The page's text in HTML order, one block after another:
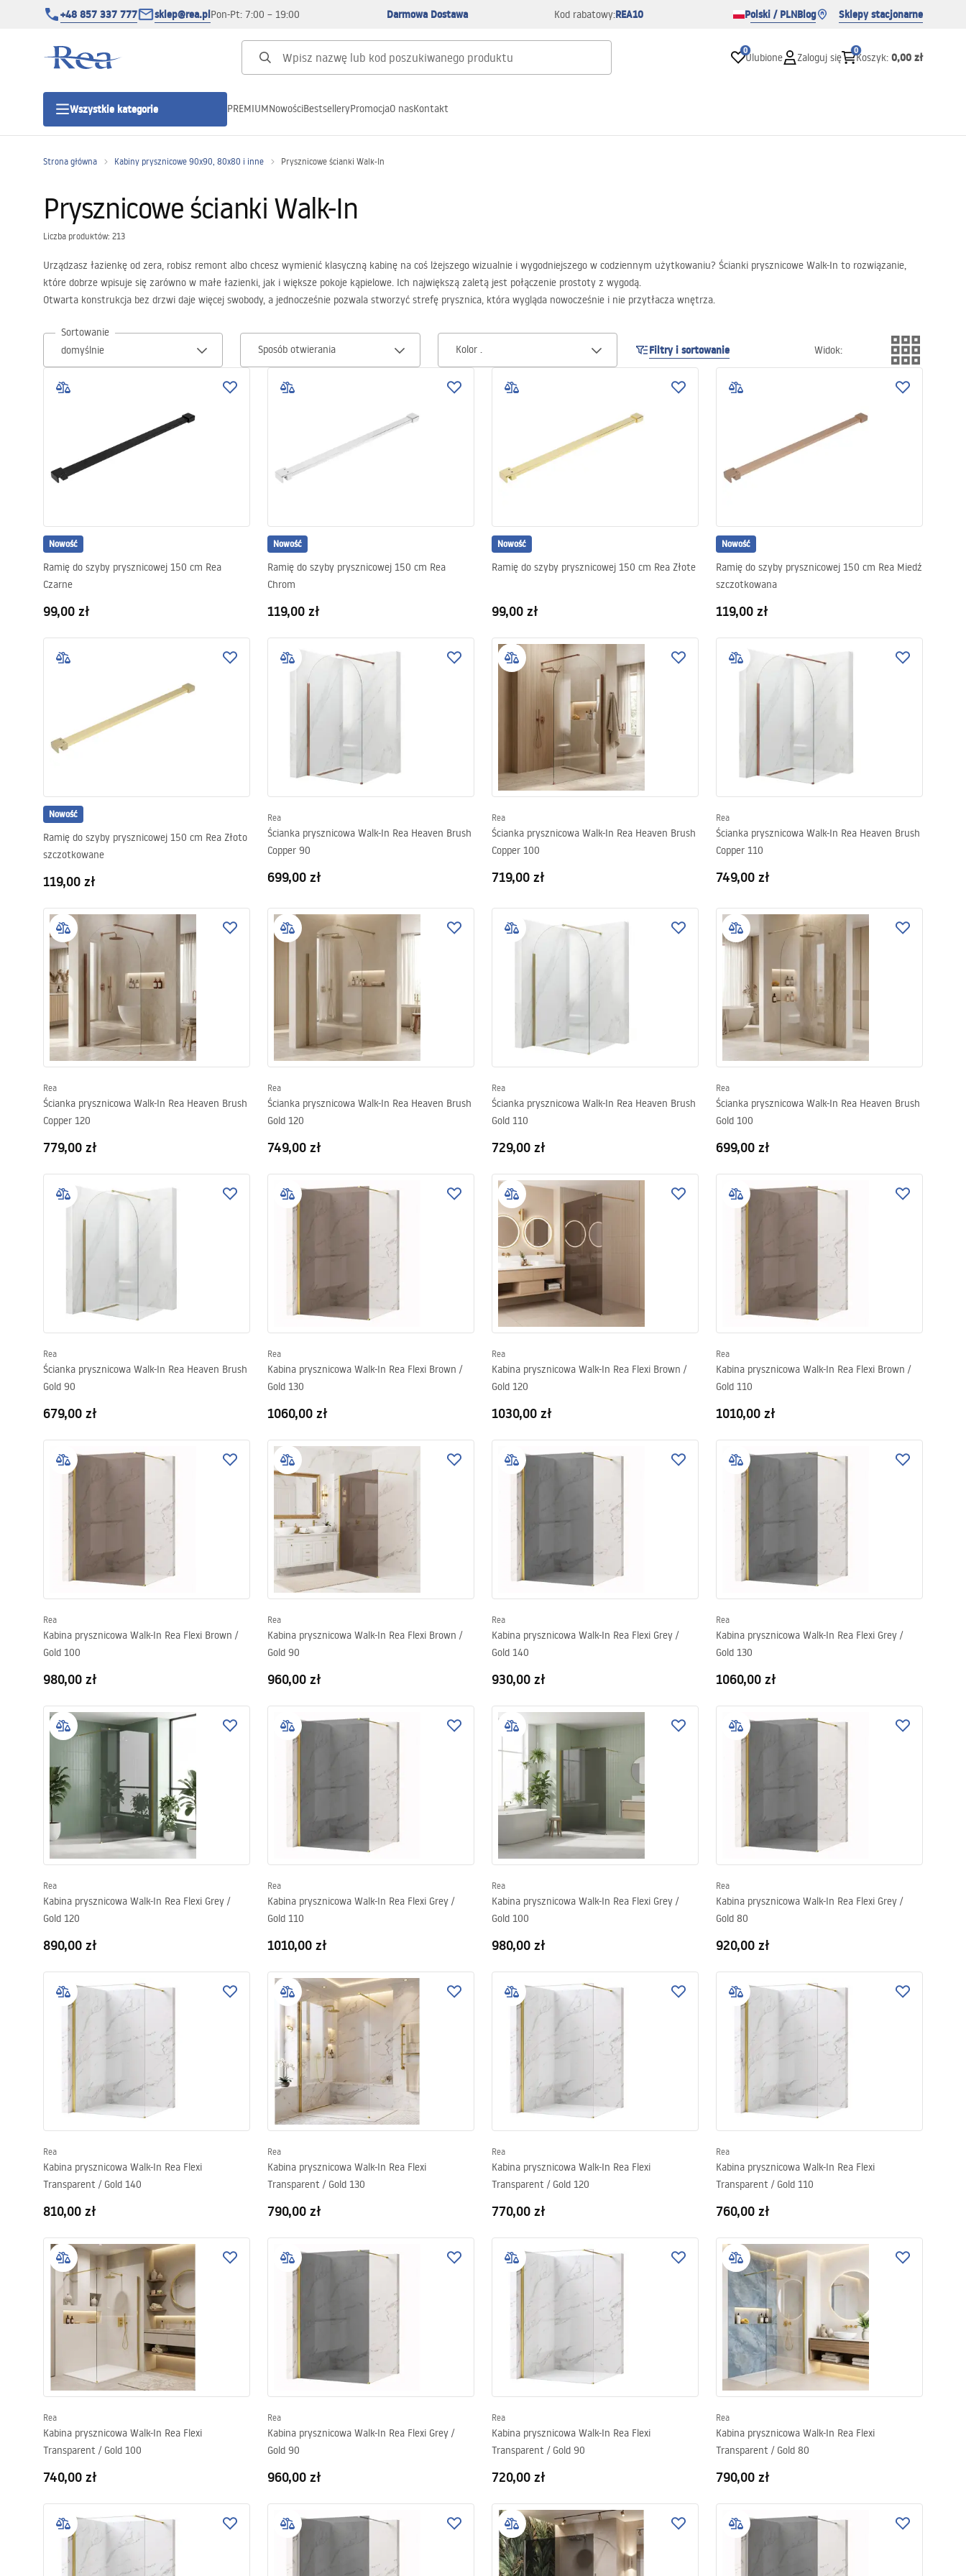
+48 857 337 777 sklep@rea.plPon-Pt: 7:00 – 19:00 Darmowa Dostawa Kod rabatowy:REA10 Polski / PLNBlog Sklepy stacjonarne
0
Ulubione Zaloguj się
0
Koszyk: 0,00 zł
Wszystkie kategorie
Kategorie produktowe
Drzwi prysznicowe
Brodziki prysznicowe
Toalety, ubikacje
Wanny i parawany
Kuchnia
PREMIUMNowościBestselleryPromocjaO nasKontakt
Strona główna Kabiny prysznicowe 90x90, 80x80 i inne Prysznicowe ścianki Walk-In
Prysznicowe ścianki Walk-In
Liczba produktów: 213
Urządzasz łazienkę od zera, robisz remont albo chcesz wymienić klasyczną kabinę na coś lżejszego wizualnie i wygodniejszego w codziennym użytkowaniu? Ścianki prysznicowe Walk-In to rozwiązanie,
które dobrze wpisuje się zarówno w małe łazienki, jak i większe pokoje kąpielowe. Ich największą zaletą jest połączenie prostoty z wygodą.
Otwarta konstrukcja bez drzwi daje więcej swobody, a jednocześnie pozwala stworzyć strefę prysznica, która wygląda nowocześnie i nie przytłacza wnętrza.
Sortowanie
Sposób otwierania
Kolor . Filtry i sortowanie Widok:
Nowość
Ramię do szyby prysznicowej 150 cm Rea
Czarne
99,00 zł
Nowość
Ramię do szyby prysznicowej 150 cm Rea
Chrom
119,00 zł
Nowość
Ramię do szyby prysznicowej 150 cm Rea Złote
99,00 zł
Nowość
Ramię do szyby prysznicowej 150 cm Rea Miedź
szczotkowana
119,00 zł
Nowość
Ramię do szyby prysznicowej 150 cm Rea Złoto
szczotkowane
119,00 zł
Rea
Ścianka prysznicowa Walk-In Rea Heaven Brush
Copper 90
699,00 zł
Rea
Ścianka prysznicowa Walk-In Rea Heaven Brush
Copper 100
719,00 zł
Rea
Ścianka prysznicowa Walk-In Rea Heaven Brush
Copper 110
749,00 zł
Rea
Ścianka prysznicowa Walk-In Rea Heaven Brush
Copper 120
779,00 zł
Rea
Ścianka prysznicowa Walk-In Rea Heaven Brush
Gold 120
749,00 zł
Rea
Ścianka prysznicowa Walk-In Rea Heaven Brush
Gold 110
729,00 zł
Rea
Ścianka prysznicowa Walk-In Rea Heaven Brush
Gold 100
699,00 zł
Rea
Ścianka prysznicowa Walk-In Rea Heaven Brush
Gold 90
679,00 zł
Rea
Kabina prysznicowa Walk-In Rea Flexi Brown /
Gold 130
1060,00 zł
Rea
Kabina prysznicowa Walk-In Rea Flexi Brown /
Gold 120
1030,00 zł
Rea
Kabina prysznicowa Walk-In Rea Flexi Brown /
Gold 110
1010,00 zł
Rea
Kabina prysznicowa Walk-In Rea Flexi Brown /
Gold 100
980,00 zł
Rea
Kabina prysznicowa Walk-In Rea Flexi Brown /
Gold 90
960,00 zł
Rea
Kabina prysznicowa Walk-In Rea Flexi Grey /
Gold 140
930,00 zł
Rea
Kabina prysznicowa Walk-In Rea Flexi Grey /
Gold 130
1060,00 zł
Rea
Kabina prysznicowa Walk-In Rea Flexi Grey /
Gold 120
890,00 zł
Rea
Kabina prysznicowa Walk-In Rea Flexi Grey /
Gold 110
1010,00 zł
Rea
Kabina prysznicowa Walk-In Rea Flexi Grey /
Gold 100
980,00 zł
Rea
Kabina prysznicowa Walk-In Rea Flexi Grey /
Gold 80
920,00 zł
Rea
Kabina prysznicowa Walk-In Rea Flexi
Transparent / Gold 140
810,00 zł
Rea
Kabina prysznicowa Walk-In Rea Flexi
Transparent / Gold 130
790,00 zł
Rea
Kabina prysznicowa Walk-In Rea Flexi
Transparent / Gold 120
770,00 zł
Rea
Kabina prysznicowa Walk-In Rea Flexi
Transparent / Gold 110
760,00 zł
Rea
Kabina prysznicowa Walk-In Rea Flexi
Transparent / Gold 100
740,00 zł
Rea
Kabina prysznicowa Walk-In Rea Flexi Grey /
Gold 90
960,00 zł
Rea
Kabina prysznicowa Walk-In Rea Flexi
Transparent / Gold 90
720,00 zł
Rea
Kabina prysznicowa Walk-In Rea Flexi
Transparent / Gold 80
790,00 zł